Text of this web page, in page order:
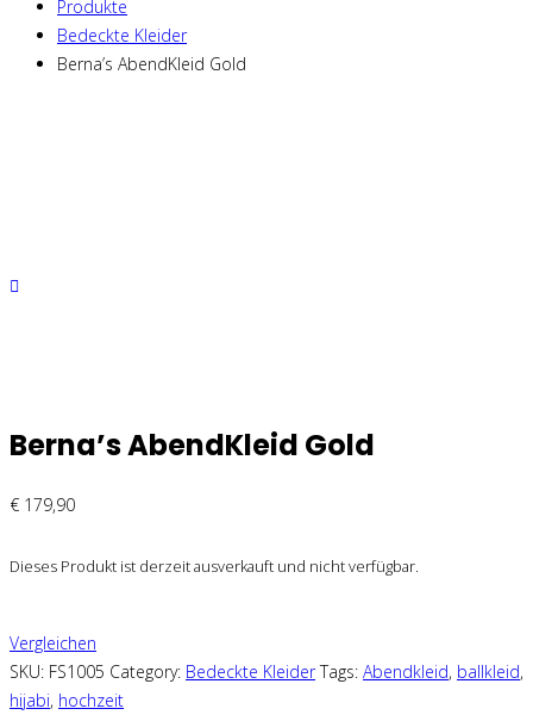
Produkte
Bedeckte Kleider
Berna’s AbendKleid Gold
Berna’s AbendKleid Gold
€ 179,90
Dieses Produkt ist derzeit ausverkauft und nicht verfügbar.
Vergleichen
SKU: FS1005 Category: Bedeckte Kleider Tags: Abendkleid, ballkleid,
hijabi, hochzeit